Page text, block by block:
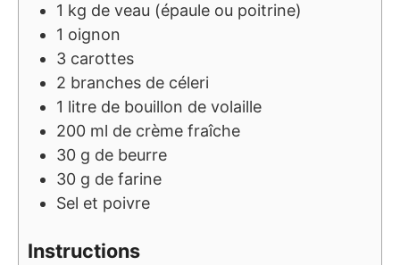
1 kg de veau (épaule ou poitrine)
1 oignon
3 carottes
2 branches de céleri
1 litre de bouillon de volaille
200 ml de crème fraîche
30 g de beurre
30 g de farine
Sel et poivre
Instructions